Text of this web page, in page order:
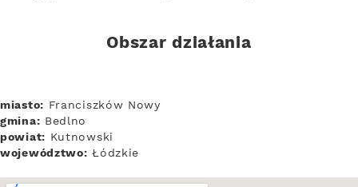
Obszar działania
miasto: Franciszków Nowy
gmina: Bedlno
powiat: Kutnowski
województwo: Łódzkie